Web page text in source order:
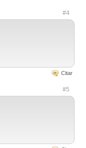
#4
Citar
#5